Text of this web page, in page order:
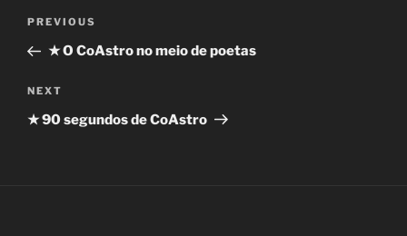
Navegação
artigos
Previous
Post
PREVIOUS
★ O CoAstro no meio de poetas
Next
Post
NEXT
★ 90 segundos de CoAstro